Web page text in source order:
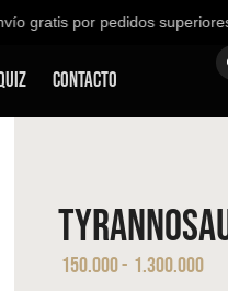
por pedidos
Contacto
150.000- 1.300.000